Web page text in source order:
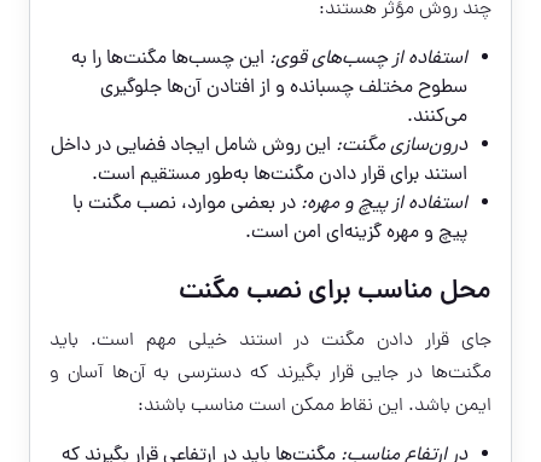
چند روش مؤثر هستند:
استفاده از چسب‌های قوی: این چسب‌ها مگنت‌ها را به
سطوح مختلف چسبانده و از افتادن آن‌ها جلوگیری
می‌کنند.
درون‌سازی مگنت: این روش شامل ایجاد فضایی در داخل
استند برای قرار دادن مگنت‌ها به‌طور مستقیم است.
استفاده از پیچ و مهره: در بعضی موارد، نصب مگنت با
پیچ و مهره گزینه‌ای امن است.
محل مناسب برای نصب مگنت
جای قرار دادن مگنت در استند خیلی مهم است. باید
مگنت‌ها در جایی قرار بگیرند که دسترسی به آن‌ها آسان و
ایمن باشد. این نقاط ممکن است مناسب باشند: